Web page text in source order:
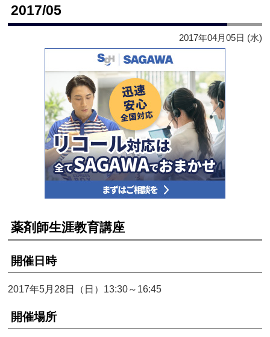
2017/05
2017年04月05日 (水)
薬剤師生涯教育講座
開催日時
2017年5月28日（日）13:30～16:45
開催場所